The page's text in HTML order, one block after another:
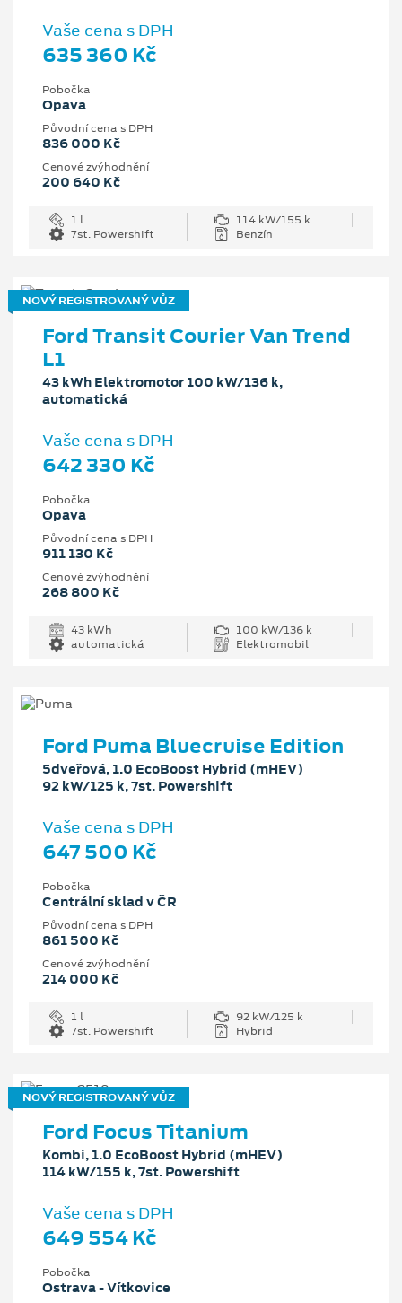
Vaše cena s DPH
635 360 Kč
Pobočka
Opava
Původní cena s DPH
836 000 Kč
Cenové zvýhodnění
200 640 Kč
1 l
114 kW/155 k
7st. Powershift
Benzín
NOVÝ REGISTROVANÝ VŮZ
Ford Transit Courier Van Trend
L1
43 kWh Elektromotor 100 kW/136 k,
automatická
Vaše cena s DPH
642 330 Kč
Pobočka
Opava
Původní cena s DPH
911 130 Kč
Cenové zvýhodnění
268 800 Kč
43 kWh
100 kW/136 k
automatická
Elektromobil
Ford Puma Bluecruise Edition
5dveřová, 1.0 EcoBoost Hybrid (mHEV)
92 kW/125 k, 7st. Powershift
Vaše cena s DPH
647 500 Kč
Pobočka
Centrální sklad v ČR
Původní cena s DPH
861 500 Kč
Cenové zvýhodnění
214 000 Kč
1 l
92 kW/125 k
7st. Powershift
Hybrid
NOVÝ REGISTROVANÝ VŮZ
Ford Focus Titanium
Kombi, 1.0 EcoBoost Hybrid (mHEV)
114 kW/155 k, 7st. Powershift
Vaše cena s DPH
649 554 Kč
Pobočka
Ostrava - Vítkovice